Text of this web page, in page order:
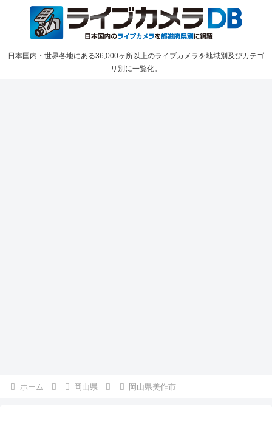
日本国内・世界各地にある36,000ヶ所以上のライブカメラを地域別及びカテゴ
リ別に一覧化。
ホーム 岡山県 岡山県美作市